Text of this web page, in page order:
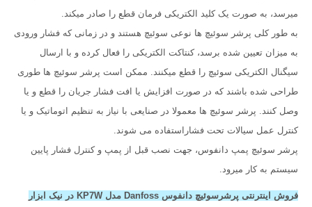
میرسد، به صورت یک کلید الکتریکی فرمان قطع را صادر میکند.
به طور کلی پرشر سوئیچ ها نوعی سوئیچ هستند و در زمانی که فشار ورودی
به میزان تعیین شده برسد، کنتاکت الکتریکی را فعال کرده و با ارسال
سیگنال الکتریکی سوئیچ را قطع میکنند. ممکن است پرشر سوئیچ ها طوری
طراحی شده باشند که در صورت افزایش یا افت فشار جریان را قطع و یا
وصل کنند. پرشر سوئیچ ها معمولا در صنایعی با نیاز به تنظیم اتوماتیک و یا
کنترل عمل سیالات تحت فشاراستفاده می شوند.
پرشر سوئیچ پمپ دانفوس، جهت نصب قبل از پمپ و کنترل فشار پایین
سیستم به کار میرود.
فروش اینترنتی پرشرسوئیچ دانفوس Danfoss مدل KP7W در نیک ابزار